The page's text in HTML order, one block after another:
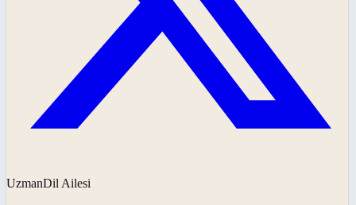
UzmanDil Ailesi